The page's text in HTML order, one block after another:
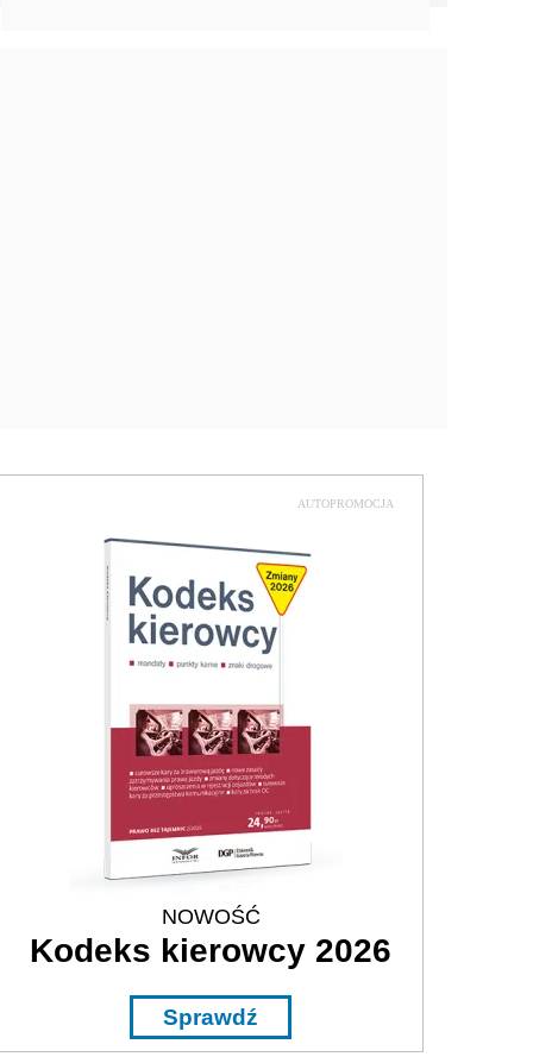
AUTOPROMOCJA
NOWOŚĆ
Kodeks kierowcy 2026
Sprawdź